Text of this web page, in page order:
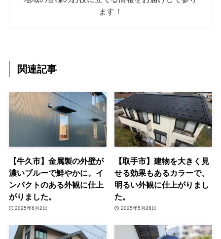
ます！
関連記事
【牛久市】金属製の外壁が
濃いブルーで鮮やかに。イ
ンパクトのある外観に仕上
がりました。
2025年6月2日
【取手市】建物を大きく見
せる効果もあるカラーで、
明るい外観に仕上がりまし
た。
2025年5月26日